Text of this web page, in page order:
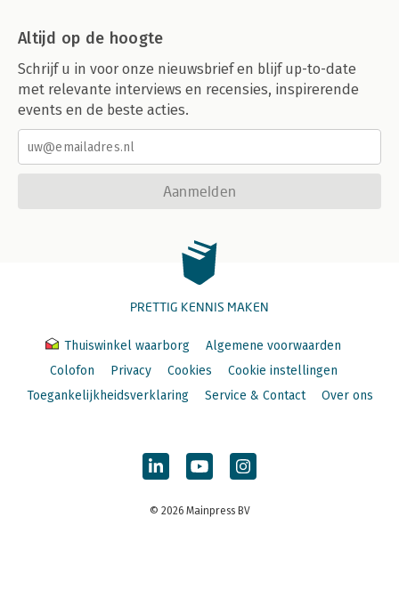
Altijd op de hoogte
Schrijf u in voor onze nieuwsbrief en blijf up-to-date
met relevante interviews en recensies, inspirerende
events en de beste acties.
Aanmelden
PRETTIG KENNIS MAKEN
Thuiswinkel waarborg
Algemene voorwaarden
Colofon
Privacy Cookies
Cookie instellingen
Toegankelijkheidsverklaring
Service & Contact Over ons
© 2026 Mainpress BV